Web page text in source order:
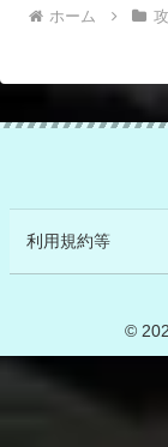
ホーム
利用規約等
©